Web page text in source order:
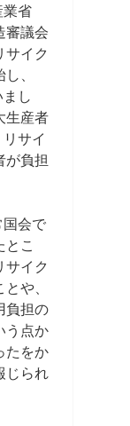
省
審議会
イク
、
し
生産者
サイ
が負担
会で
とこ
サイク
や、
負担の
う点か
たをか
じられ